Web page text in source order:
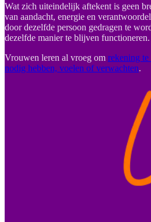
Wat zich uiteindelijk aftekent is geen
van aandacht, energie en
door dezelfde persoon gedragen te
dezelfde manier te blijven functioneren.
Vrouwen leren al vroeg om rekening te
nodig hebben, voelen of verwachten.